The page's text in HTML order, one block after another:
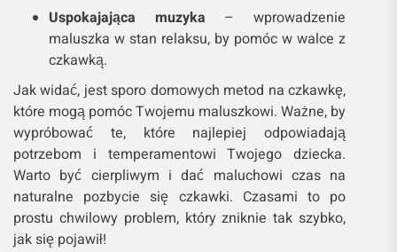
Uspokajająca muzyka – wprowadzenie
maluszka w stan relaksu, by pomóc w walce z
czkawką.
Jak widać, jest sporo domowych metod na czkawkę,
które mogą pomóc Twojemu maluszkowi. Ważne, by
wypróbować te, które najlepiej odpowiadają
potrzebom i temperamentowi Twojego dziecka.
Warto być cierpliwym i dać maluchowi czas na
naturalne pozbycie się czkawki. Czasami to po
prostu chwilowy problem, który zniknie tak szybko,
jak się pojawił!